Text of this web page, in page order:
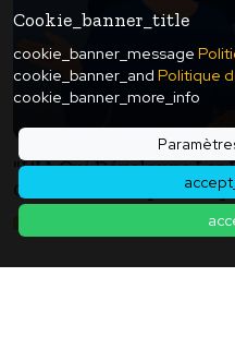
Cookie_banner_title
cookie_banner_message
cookie_banner_and Politique
cookie_banner_more_info
"L'IA Qui Développe
Croissance Triple -
Google, Dépasse Une
De Dollars : L'IA Qui Ne